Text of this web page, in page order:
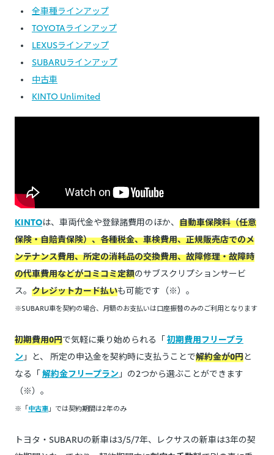
全車種ラインアップ
TOYOTAラインアップ
LEXUSラインアップ
SUBARUラインアップ
中古車
KINTO Unlimited
KINTOは、車両代金や登録諸費用のほか、 自動車保険料（任意
保険・自賠責保険）、各種税金、車検費用、正規販売店でのメ
ンテナンス費用、所定の消耗品の交換費用、故障修理・故障時
の代車費用などがコミコミ定額のサブスクリプションサービ
ス。 クレジットカード払いも可能です（※）。
※SUBARU車を契約の場合、月額のお支払いは口座振替のみのご利用となります
初期費用0円で気軽に乗り始められる「初期費用フリープラ
ン 」と、 所定の申込金を契約時に支払うことで解約金が0円と
なる「解約金フリープラン 」の2つから選ぶことができます
（※）。
※「中古車」では契約期間は2年のみ
トヨタ・SUBARUの新車は3/5/7年、レクサスの新車は3年の契